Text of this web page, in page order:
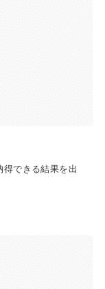
できる結果を出